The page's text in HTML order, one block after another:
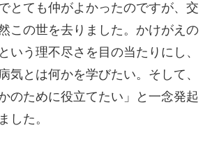
とても仲がよかったのですが、交
この世を去りました。かけがえの
いう理不尽さを目の当たりにし、
気とは何かを学びたい。そして、
のために役立てたい」と一念発起
した。